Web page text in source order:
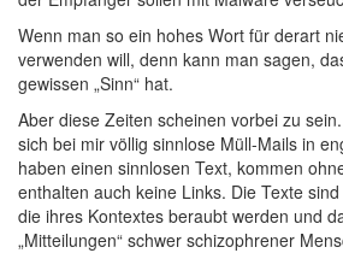
Wenn man so ein hohes Wort für derart
verwenden will, denn kann man sagen,
gewissen „Sinn“ hat.
Aber diese Zeiten scheinen vorbei zu
sich bei mir völlig sinnlose Müll-Mails in
haben einen sinnlosen Text, kommen
enthalten auch keine Links. Die Texte
die ihres Kontextes beraubt werden und
„Mitteilungen“ schwer schizophrener